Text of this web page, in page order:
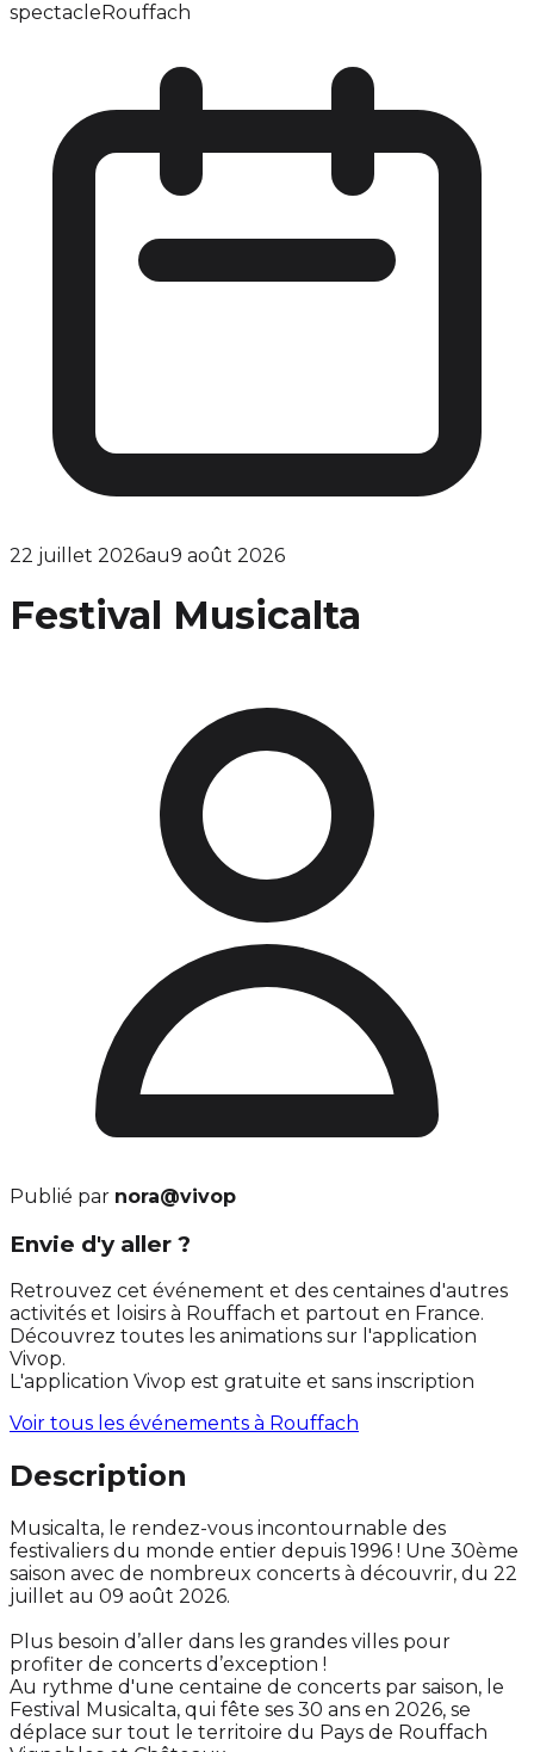
spectacleRouffach
22 juillet 2026au9 août 2026
Festival Musicalta
Publié par nora@vivop
Envie d'y aller ?
Retrouvez cet événement et des centaines d'autres
activités et loisirs à Rouffach et partout en France.
Découvrez toutes les animations sur l'application
Vivop.
L'application Vivop est gratuite et sans inscription
Voir tous les événements à Rouffach
Description
Musicalta, le rendez-vous incontournable des
festivaliers du monde entier depuis 1996 ! Une 30ème
saison avec de nombreux concerts à découvrir, du 22
juillet au 09 août 2026.
Plus besoin d’aller dans les grandes villes pour
profiter de concerts d’exception !
Au rythme d'une centaine de concerts par saison, le
Festival Musicalta, qui fête ses 30 ans en 2026, se
déplace sur tout le territoire du Pays de Rouffach